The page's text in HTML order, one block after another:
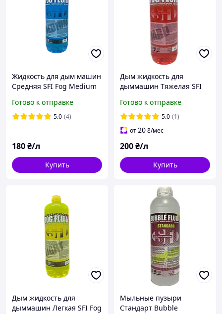
Жидкость для дым машин
Средняя SFI Fog Medium
Готово к отправке
5.0 (4)
180₴/л
Купить
Дым жидкость для
дыммашин Тяжелая SFI
Готово к отправке
5.0 (1)
от20₴/мес
200₴/л
Купить
Дым жидкость для
дыммашин Легкая SFI Fog
Мыльные пузыри
Стандарт Bubble